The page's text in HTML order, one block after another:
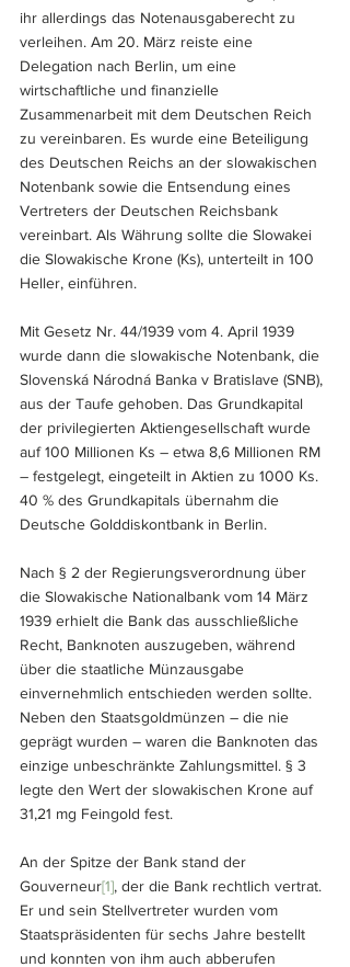
ihr allerdings das Notenausgaberecht zu
verleihen. Am 20. März reiste eine
Delegation nach Berlin, um eine
wirtschaftliche und finanzielle
Zusammenarbeit mit dem Deutschen Reich
zu vereinbaren. Es wurde eine Beteiligung
des Deutschen Reichs an der slowakischen
Notenbank sowie die Entsendung eines
Vertreters der Deutschen Reichsbank
vereinbart. Als Währung sollte die Slowakei
die Slowakische Krone (Ks), unterteilt in 100
Heller, einführen.
Mit Gesetz Nr. 44/1939 vom 4. April 1939
wurde dann die slowakische Notenbank, die
Slovenská Národná Banka v Bratislave (SNB),
aus der Taufe gehoben. Das Grundkapital
der privilegierten Aktiengesellschaft wurde
auf 100 Millionen Ks – etwa 8,6 Millionen RM
– festgelegt, eingeteilt in Aktien zu 1000 Ks.
40 % des Grundkapitals übernahm die
Deutsche Golddiskontbank in Berlin.
Nach § 2 der Regierungsverordnung über
die Slowakische Nationalbank vom 14 März
1939 erhielt die Bank das ausschließliche
Recht, Banknoten auszugeben, während
über die staatliche Münzausgabe
einvernehmlich entschieden werden sollte.
Neben den Staatsgoldmünzen – die nie
geprägt wurden – waren die Banknoten das
einzige unbeschränkte Zahlungsmittel. § 3
legte den Wert der slowakischen Krone auf
31,21 mg Feingold fest.
An der Spitze der Bank stand der
Gouverneur[1], der die Bank rechtlich vertrat.
Er und sein Stellvertreter wurden vom
Staatspräsidenten für sechs Jahre bestellt
und konnten von ihm auch abberufen